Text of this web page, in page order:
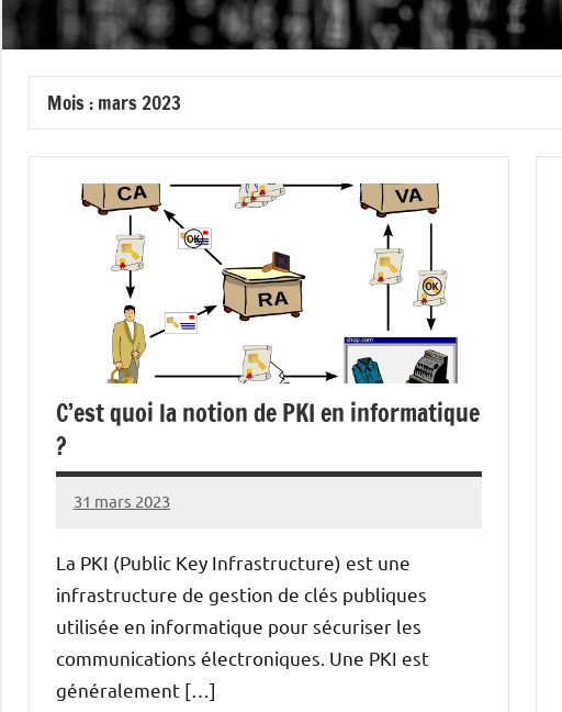
Mois : mars 2023
C’est quoi la notion de PKI en informatique
?
31 mars 2023
nohackme
1
La PKI (Public Key Infrastructure) est une
infrastructure de gestion de clés publiques
utilisée en informatique pour sécuriser les
communications électroniques. Une PKI est
généralement […]